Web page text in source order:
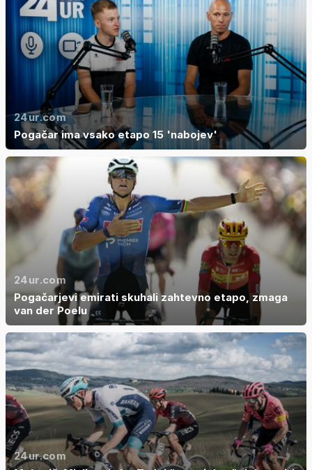
24ur.com
Pogačar ima vsako etapo 15 'nabojev'
24ur.com
Pogačarjevi emirati skuhali zahtevno etapo, zmaga
van der Poelu
24ur.com